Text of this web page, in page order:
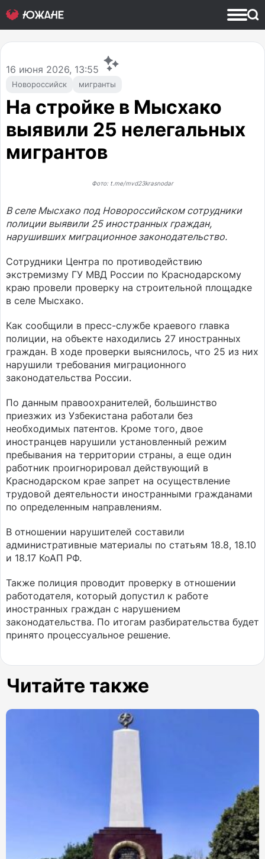
Новороссийск мигранты
16 июня 2026, 13:55
На стройке в Мысхако
выявили 25 нелегальных
мигрантов
Фото: t.me/mvd23krasnodar
В селе Мысхако под Новороссийском сотрудники
полиции выявили 25 иностранных граждан,
нарушивших миграционное законодательство.
Сотрудники Центра по противодействию
экстремизму ГУ МВД России по Краснодарскому
краю провели проверку на строительной площадке
в селе Мысхако.
Как сообщили в пресс-службе краевого главка
полиции, на объекте находились 27 иностранных
граждан. В ходе проверки выяснилось, что 25 из них
нарушили требования миграционного
законодательства России.
По данным правоохранителей, большинство
приезжих из Узбекистана работали без
необходимых патентов. Кроме того, двое
иностранцев нарушили установленный режим
пребывания на территории страны, а еще один
работник проигнорировал действующий в
Краснодарском крае запрет на осуществление
трудовой деятельности иностранными гражданами
по определенным направлениям.
В отношении нарушителей составили
административные материалы по статьям 18.8, 18.10
и 18.17 КоАП РФ.
Также полиция проводит проверку в отношении
работодателя, который допустил к работе
иностранных граждан с нарушением
законодательства. По итогам разбирательства будет
принято процессуальное решение.
Читайте также